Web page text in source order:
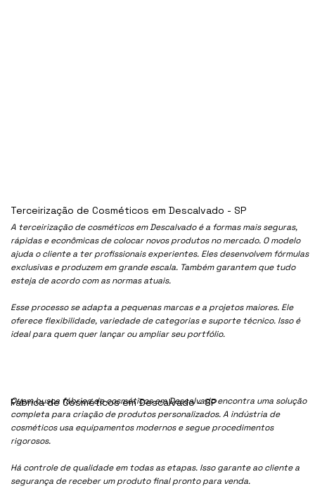
A terceirização de cosméticos em Descalvado é a formas mais seguras,
rápidas e econômicas de colocar novos produtos no mercado. O modelo
ajuda o cliente a ter profissionais experientes. Eles desenvolvem fórmulas
exclusivas e produzem em grande escala. Também garantem que tudo
esteja de acordo com as normas atuais.
Esse processo se adapta a pequenas marcas e a projetos maiores. Ele
oferece flexibilidade, variedade de categorias e suporte técnico. Isso é
ideal para quem quer lançar ou ampliar seu portfólio.
Quem busca fábrica de cosméticos em Descalvado encontra uma solução
completa para criação de produtos personalizados. A indústria de
cosméticos usa equipamentos modernos e segue procedimentos
rigorosos.
Há controle de qualidade em todas as etapas. Isso garante ao cliente a
segurança de receber um produto final pronto para venda.
Fábrica de Cosméticos em Descalvado - SP
Terceirização de Cosméticos em Descalvado - SP